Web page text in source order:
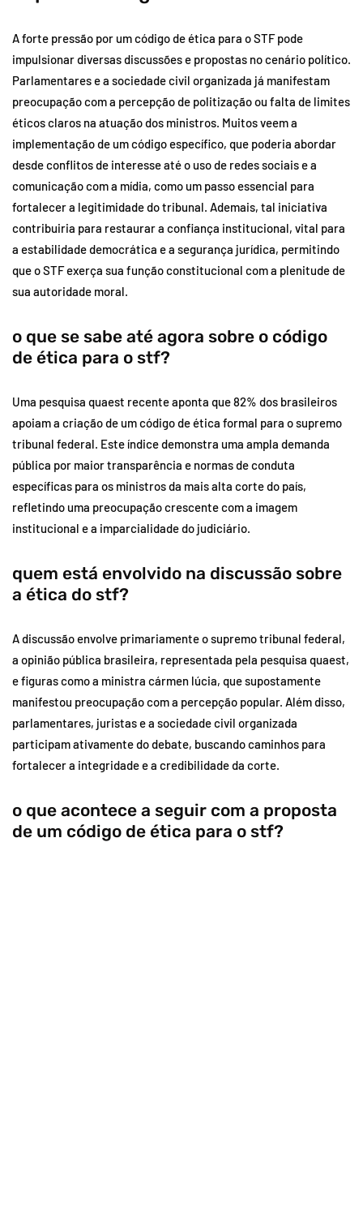
A forte pressão por um código de ética para o STF pode
impulsionar diversas discussões e propostas no cenário político.
Parlamentares e a sociedade civil organizada já manifestam
preocupação com a percepção de politização ou falta de limites
éticos claros na atuação dos ministros. Muitos veem a
implementação de um código específico, que poderia abordar
desde conflitos de interesse até o uso de redes sociais e a
comunicação com a mídia, como um passo essencial para
fortalecer a legitimidade do tribunal. Ademais, tal iniciativa
contribuiria para restaurar a confiança institucional, vital para
a estabilidade democrática e a segurança jurídica, permitindo
que o STF exerça sua função constitucional com a plenitude de
sua autoridade moral.
o que se sabe até agora sobre o código
de ética para o stf?
Uma pesquisa quaest recente aponta que 82% dos brasileiros
apoiam a criação de um código de ética formal para o supremo
tribunal federal. Este índice demonstra uma ampla demanda
pública por maior transparência e normas de conduta
específicas para os ministros da mais alta corte do país,
refletindo uma preocupação crescente com a imagem
institucional e a imparcialidade do judiciário.
quem está envolvido na discussão sobre
a ética do stf?
A discussão envolve primariamente o supremo tribunal federal,
a opinião pública brasileira, representada pela pesquisa quaest,
e figuras como a ministra cármen lúcia, que supostamente
manifestou preocupação com a percepção popular. Além disso,
parlamentares, juristas e a sociedade civil organizada
participam ativamente do debate, buscando caminhos para
fortalecer a integridade e a credibilidade da corte.
o que acontece a seguir com a proposta
de um código de ética para o stf?